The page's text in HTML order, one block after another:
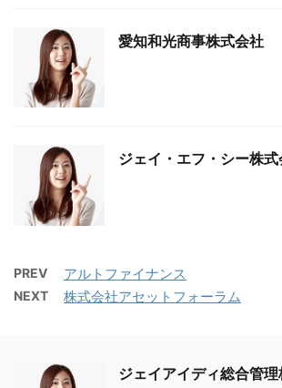
愛知和光商事株式会社
ジェイ・エフ・シー株式
PREV アルトファイナンス
NEXT 株式会社アセットフォーラム
ジェイアイディ総合管